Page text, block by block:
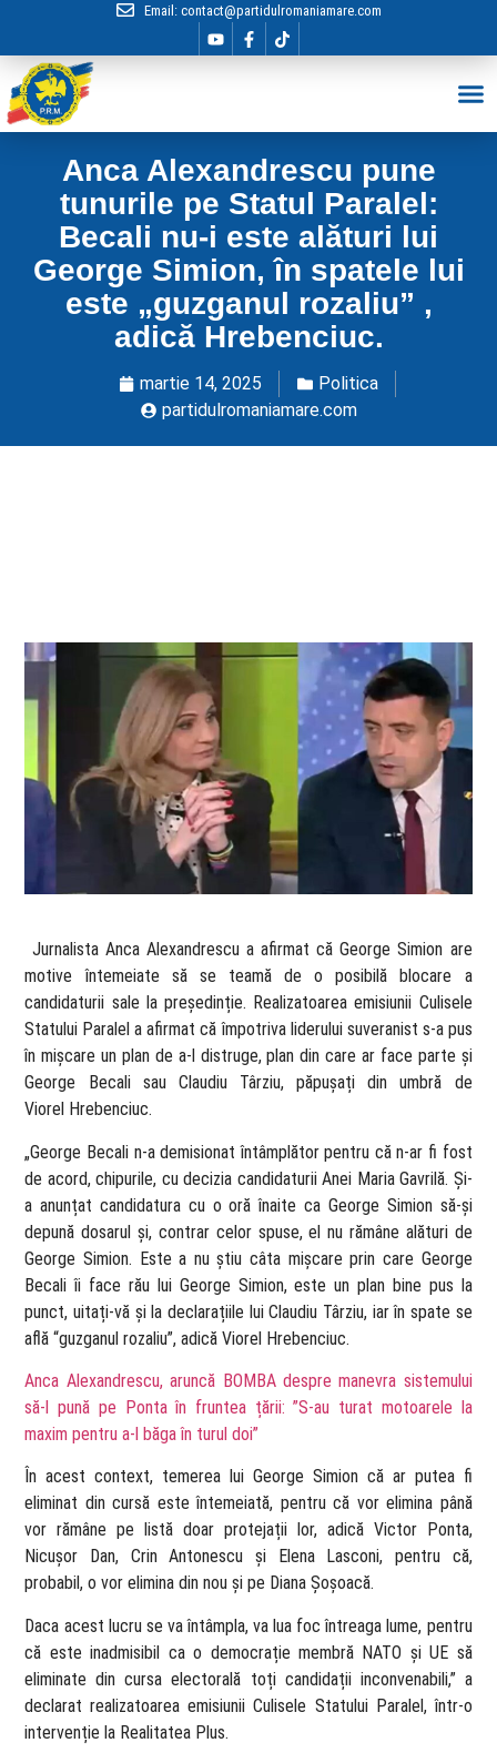
Email: contact@partidulromaniamare.com
Anca Alexandrescu pune
tunurile pe Statul Paralel:
Becali nu-i este alături lui
George Simion, în spatele lui
este „guzganul rozaliu” ,
adică Hrebenciuc.
martie 14, 2025
Politica
partidulromaniamare.com
​ Jurnalista Anca Alexandrescu a afirmat că George Simion are
motive întemeiate să se teamă de o posibilă blocare a
candidaturii sale la președinție. Realizatoarea emisiunii Culisele
Statului Paralel a afirmat că împotriva liderului suveranist s-a pus
în mișcare un plan de a-l distruge, plan din care ar face parte și
George Becali sau Claudiu Târziu, păpușați din umbră de
Viorel Hrebenciuc.
„George Becali n-a demisionat întâmplător pentru că n-ar fi fost
de acord, chipurile, cu decizia candidaturii Anei Maria Gavrilă. Și-
a anunțat candidatura cu o oră înaite ca George Simion să-și
depună dosarul și, contrar celor spuse, el nu rămâne alături de
George Simion. Este a nu știu câta mișcare prin care George
Becali îi face rău lui George Simion, este un plan bine pus la
punct, uitați-vă și la declarațiile lui Claudiu Târziu, iar în spate se
află “guzganul rozaliu”, adică Viorel Hrebenciuc.
Anca Alexandrescu, aruncă BOMBA despre manevra sistemului
să-l pună pe Ponta în fruntea țării: ”S-au turat motoarele la
maxim pentru a-l băga în turul doi”
În acest context, temerea lui George Simion că ar putea fi
eliminat din cursă este întemeiată, pentru că vor elimina până
vor rămâne pe listă doar protejații lor, adică Victor Ponta,
Nicușor Dan, Crin Antonescu și Elena Lasconi, pentru că,
probabil, o vor elimina din nou și pe Diana Șoșoacă.
Daca acest lucru se va întâmpla, va lua foc întreaga lume, pentru
că este inadmisibil ca o democrație membră NATO și UE să
eliminate din cursa electorală toți candidații inconvenabili,” a
declarat realizatoarea emisiunii Culisele Statului Paralel, într-o
intervenție la Realitatea Plus.